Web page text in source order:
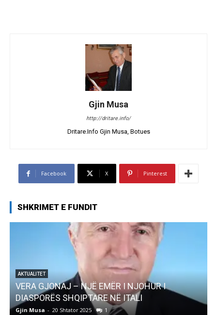
Gjin Musa
http://dritare.info/
Dritare.Info Gjin Musa, Botues
Facebook X Pinterest
SHKRIMET E FUNDIT
AKTUALITET
Pregaditi Gjin Musa-Rome- Shtator 2025
Gjin Musa - 8 Shtator 2025